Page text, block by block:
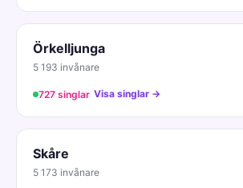
Örkelljunga
5 193 invånare
727 singlar Visa singlar →
Skåre
5 173 invånare